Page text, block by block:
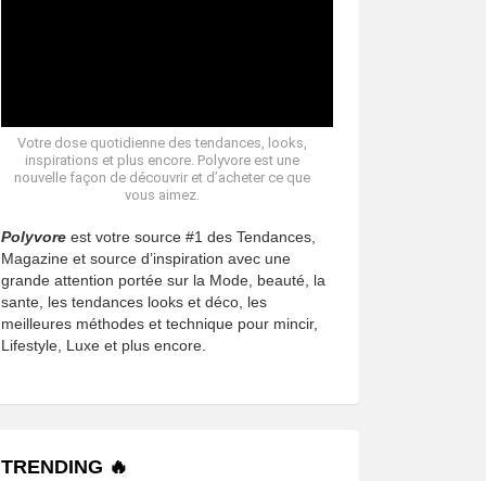
Votre dose quotidienne des tendances, looks,
inspirations et plus encore. Polyvore est une
nouvelle façon de découvrir et d’acheter ce que
vous aimez.
Polyvore est votre source #1 des Tendances,
Magazine et source d’inspiration avec une
grande attention portée sur la Mode, beauté, la
sante, les tendances looks et déco, les
meilleures méthodes et technique pour mincir,
Lifestyle, Luxe et plus encore.
TRENDING 🔥